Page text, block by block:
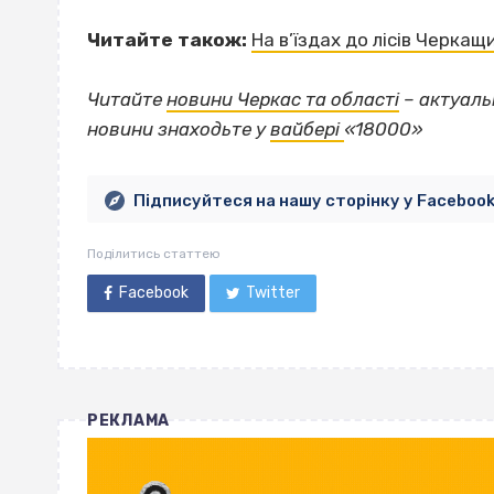
Читайте також: На в’їздах до лісів
Читайте новини Черкас та області–
новини знаходьте увайбері «18000»
Підписуйтеся на нашу сторінку у Facebook
Поділитись статтею
Facebook Twitter
РЕКЛАМА